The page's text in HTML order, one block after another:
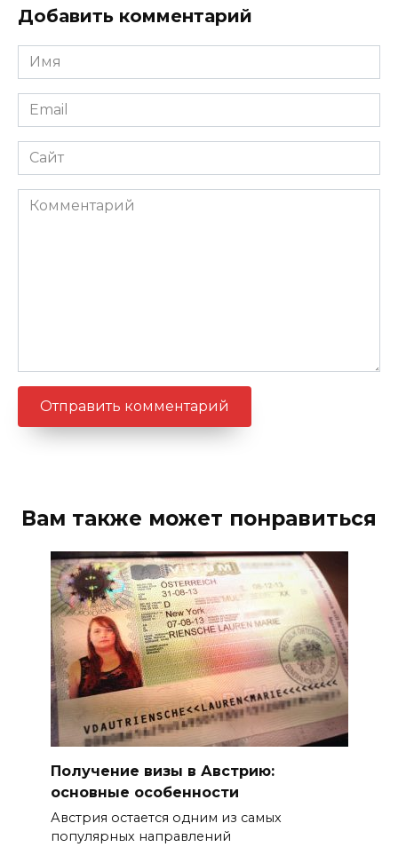
Добавить комментарий
Имя
*
Email
*
Сайт
Комментарий
Вам также может понравиться
Получение визы в Австрию:
основные особенности
Австрия остается одним из самых
популярных направлений